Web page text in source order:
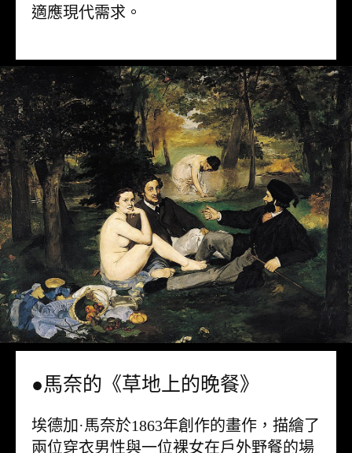
適應現代需求。
●馬奈的《草地上的晚餐》
埃德加·馬奈於1863年創作的畫作，描繪了
兩位穿衣男性與一位裸女在戶外野餐的場